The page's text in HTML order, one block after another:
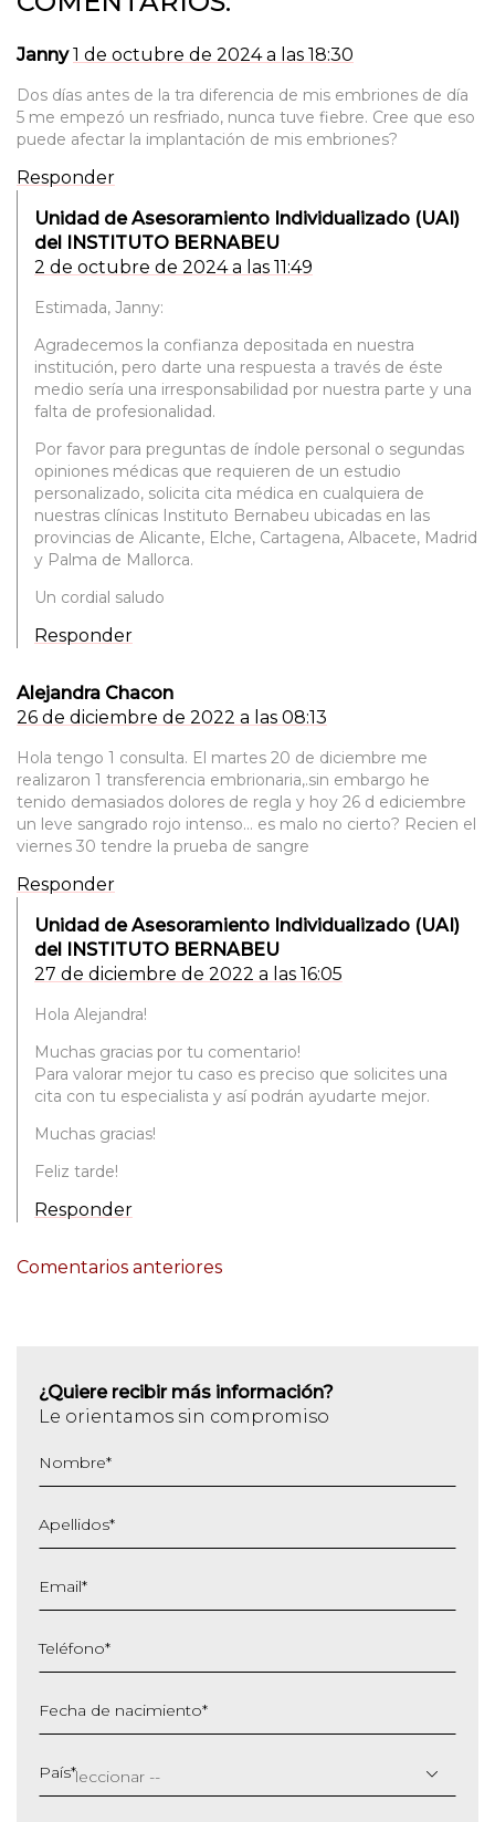
Janny 1 de octubre de 2024 a las 18:30
Dos días antes de la tra diferencia de mis embriones de día
5 me empezó un resfriado, nunca tuve fiebre. Cree que eso
puede afectar la implantación de mis embriones?
Responder
Unidad de Asesoramiento Individualizado (UAI)
del INSTITUTO BERNABEU
2 de octubre de 2024 a las 11:49
Estimada, Janny:
Agradecemos la confianza depositada en nuestra
institución, pero darte una respuesta a través de éste
medio sería una irresponsabilidad por nuestra parte y una
falta de profesionalidad.
Por favor para preguntas de índole personal o segundas
opiniones médicas que requieren de un estudio
personalizado, solicita cita médica en cualquiera de
nuestras clínicas Instituto Bernabeu ubicadas en las
provincias de Alicante, Elche, Cartagena, Albacete, Madrid
y Palma de Mallorca.
Un cordial saludo
Responder
Alejandra Chacon
26 de diciembre de 2022 a las 08:13
Hola tengo 1 consulta. El martes 20 de diciembre me
realizaron 1 transferencia embrionaria,.sin embargo he
tenido demasiados dolores de regla y hoy 26 d ediciembre
un leve sangrado rojo intenso… es malo no cierto? Recien el
viernes 30 tendre la prueba de sangre
Responder
Unidad de Asesoramiento Individualizado (UAI)
del INSTITUTO BERNABEU
27 de diciembre de 2022 a las 16:05
Hola Alejandra!
Muchas gracias por tu comentario!
Para valorar mejor tu caso es preciso que solicites una
cita con tu especialista y así podrán ayudarte mejor.
Muchas gracias!
Feliz tarde!
Responder
NAVEGACIÓN
Comentarios anteriores
¿Quiere recibir más información?
Le orientamos sin compromiso
Nombre*
Apellidos*
Email*
Teléfono*
Fecha de nacimiento*
barra
MM
País*